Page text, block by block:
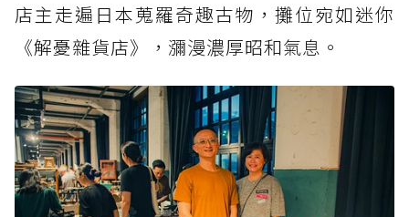
店主走遍日本蒐羅奇趣古物，攤位宛如迷你
《解憂雜貨店》，瀰漫濃厚昭和氣息。